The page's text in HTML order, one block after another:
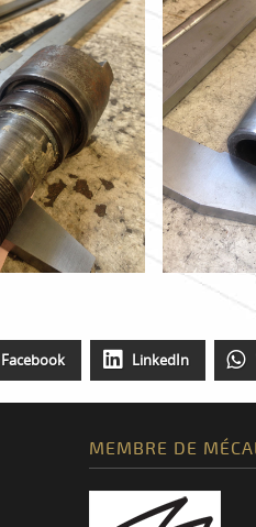
Facebook LinkedIn
MEMBRE DE